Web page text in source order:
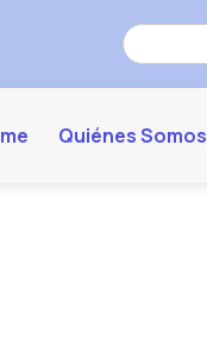
Quiénes Somos